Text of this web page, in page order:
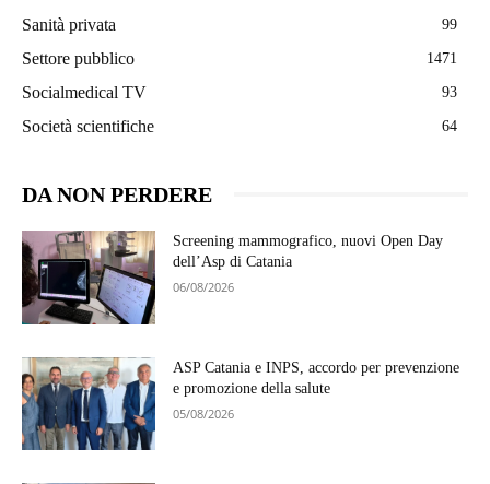
Sanità privata 99
Settore pubblico 1471
Socialmedical TV 93
Società scientifiche 64
DA NON PERDERE
Screening mammografico, nuovi Open Day
dell’Asp di Catania
06/08/2026
ASP Catania e INPS, accordo per prevenzione
e promozione della salute
05/08/2026